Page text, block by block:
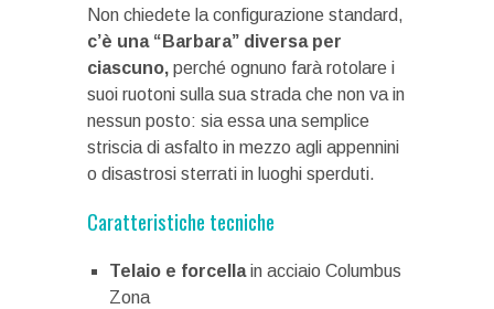
Non chiedete la configurazione standard,
c’è una “Barbara” diversa per
ciascuno, perché ognuno farà rotolare i
suoi ruotoni sulla sua strada che non va in
nessun posto: sia essa una semplice
striscia di asfalto in mezzo agli appennini
o disastrosi sterrati in luoghi sperduti.
Caratteristiche tecniche
Telaio e forcellain acciaio Columbus
Zona